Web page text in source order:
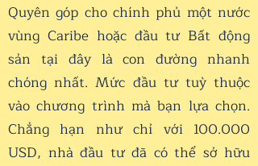
Quyên góp cho chính phủ một nước
vùng Caribe hoặc đầu tư Bất động
sản tại đây là con đường nhanh
chóng nhất. Mức đầu tư tuỳ thuộc
vào chương trình mà bạn lựa chọn.
Chẳng hạn như chỉ với 100.000
USD, nhà đầu tư đã có thể sở hữu